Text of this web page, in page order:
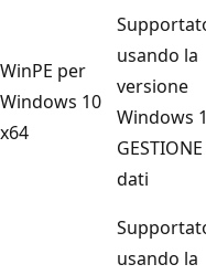
WinPE per
Windows 10
x64
usando la
versione
Windows
dati
usando la